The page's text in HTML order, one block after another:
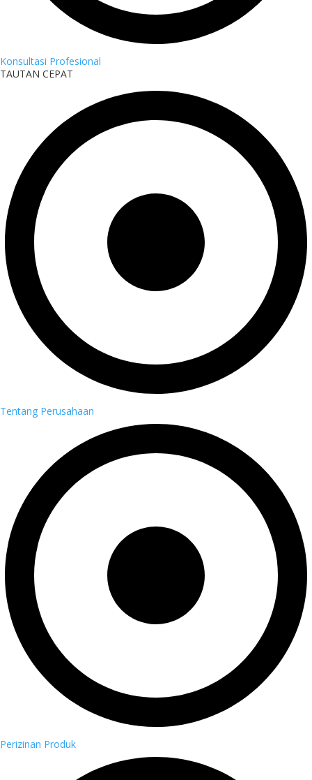
Konsultasi Profesional
TAUTAN CEPAT
Tentang Perusahaan
Perizinan Produk